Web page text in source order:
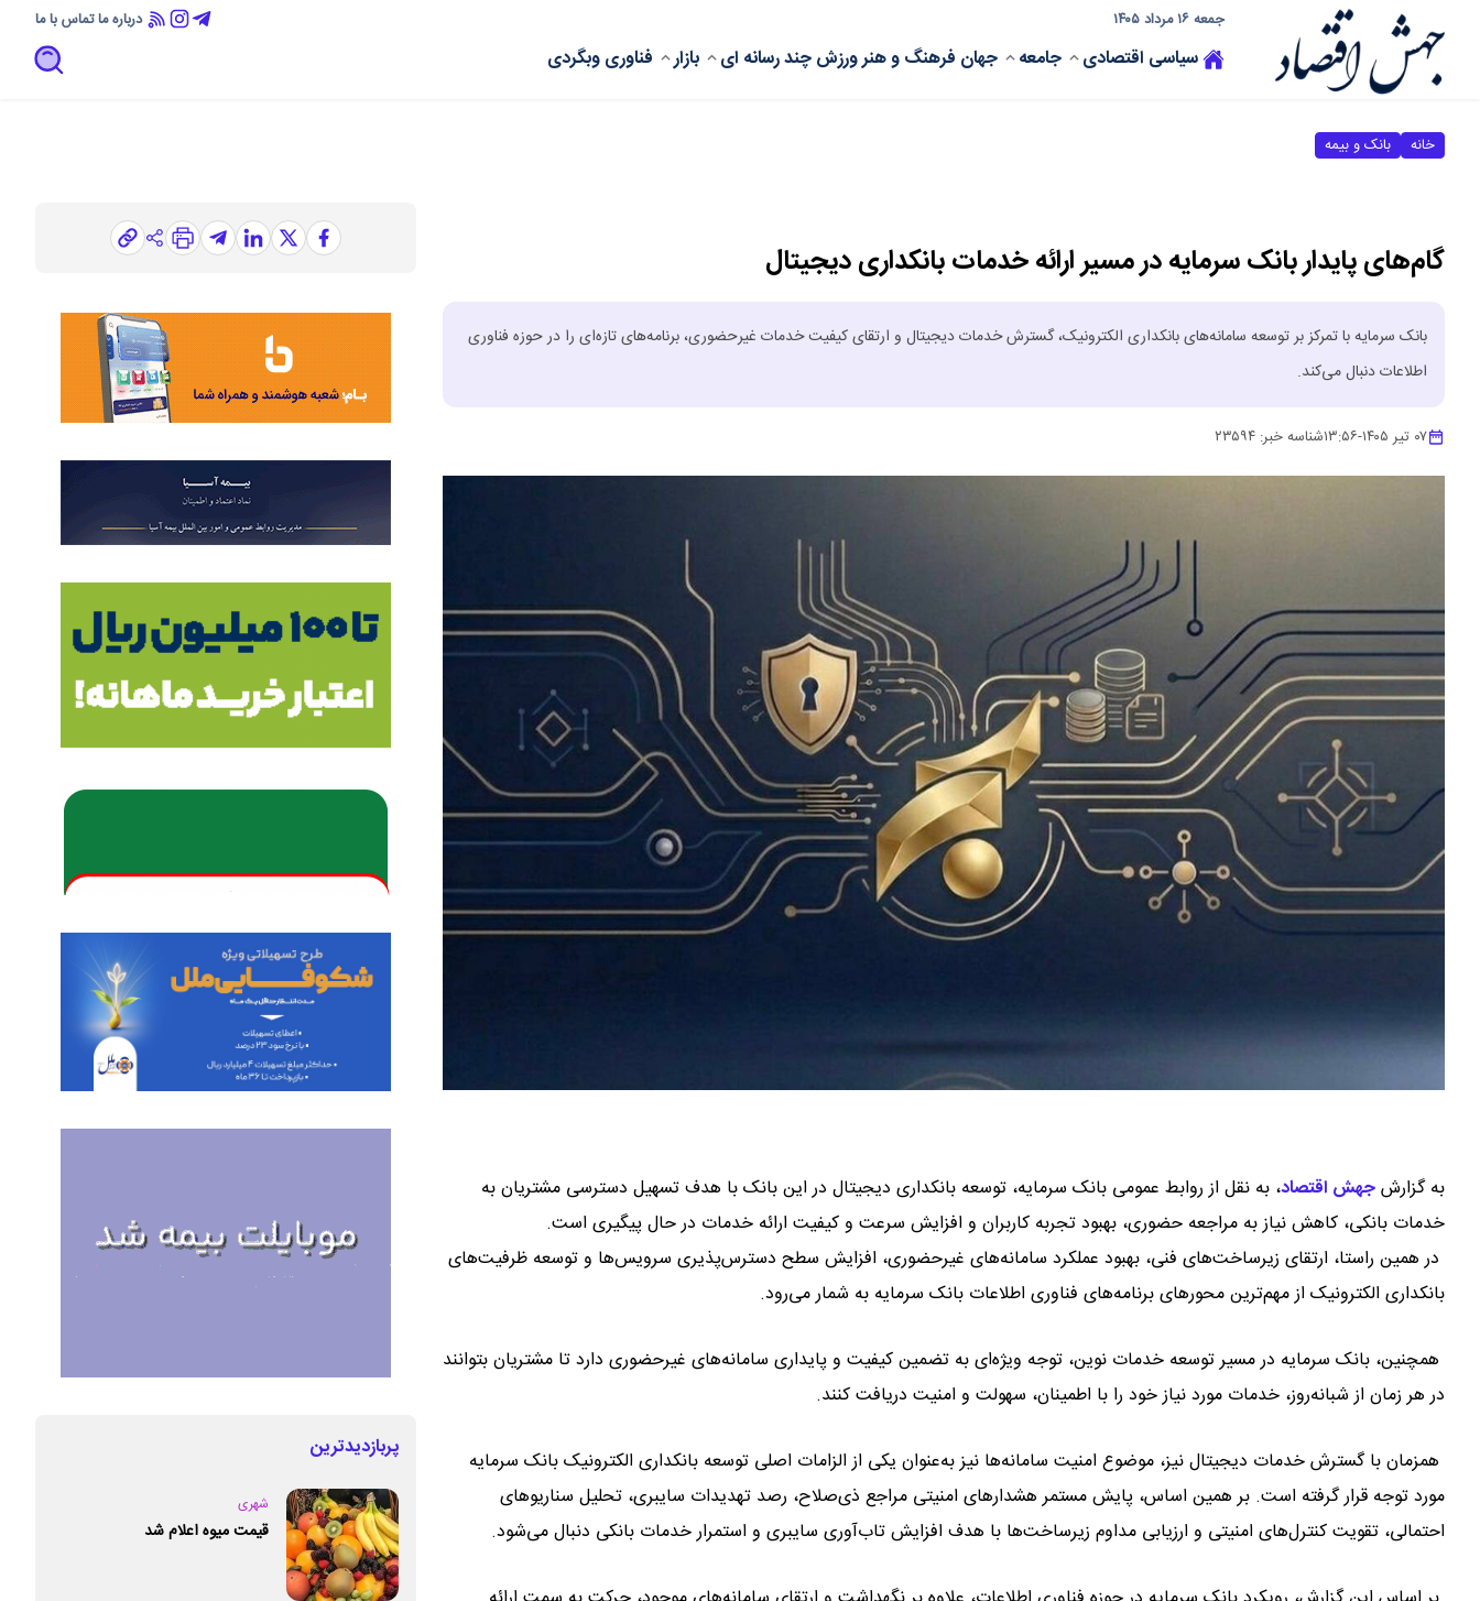
جمعه ۱۶ مرداد ۱۴۰۵ درباره ماتماس با ما
سیاسی اقتصادی جامعه جهان فرهنگ و هنرورزشچند رسانه ای بازار فناوریوبگردی
خانه بانک و بیمه
گام‌های پایدار بانک سرمایه در مسیر ارائه خدمات بانکداری دیجیتال
بانک سرمایه با تمرکز بر توسعه سامانه‌های بانکداری الکترونیک، گسترش خدمات دیجیتال و ارتقای کیفیت خدمات غیرحضوری، برنامه‌های تازه‌ای را در حوزه فناوری
اطلاعات دنبال می‌کند.
۰۷ تیر ۱۴۰۵ -۱۳:۵۶شناسه خبر: ۲۳۵۹۴
به گزارشجهش اقتصاد، به نقل از روابط عمومی بانک سرمایه، توسعه بانکداری دیجیتال در این بانک با هدف تسهیل دسترسی مشتریان به
خدمات بانکی، کاهش نیاز به مراجعه حضوری، بهبود تجربه کاربران و افزایش سرعت و کیفیت ارائه خدمات در حال پیگیری است.
در همین راستا، ارتقای زیرساخت‌های فنی، بهبود عملکرد سامانه‌های غیرحضوری، افزایش سطح دسترس‌پذیری سرویس‌ها و توسعه ظرفیت‌های
بانکداری الکترونیک از مهم‌ترین محورهای برنامه‌های فناوری اطلاعات بانک سرمایه به شمار می‌رود.
همچنین، بانک سرمایه در مسیر توسعه خدمات نوین، توجه ویژه‌ای به تضمین کیفیت و پایداری سامانه‌های غیرحضوری دارد تا مشتریان بتوانند
در هر زمان از شبانه‌روز، خدمات مورد نیاز خود را با اطمینان، سهولت و امنیت دریافت کنند.
همزمان با گسترش خدمات دیجیتال نیز، موضوع امنیت سامانه‌ها نیز به‌عنوان یکی از الزامات اصلی توسعه بانکداری الکترونیک بانک سرمایه
مورد توجه قرار گرفته است. بر همین اساس، پایش مستمر هشدارهای امنیتی مراجع ذی‌صلاح، رصد تهدیدات سایبری، تحلیل سناریوهای
احتمالی، تقویت کنترل‌های امنیتی و ارزیابی مداوم زیرساخت‌ها با هدف افزایش تاب‌آوری سایبری و استمرار خدمات بانکی دنبال می‌شود.
پربازدیدترین
شهری
قیمت میوه اعلام شد